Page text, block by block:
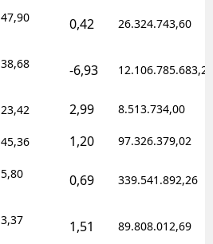
47,90 0,42 26.324.743,60
38,68 -6,93 12.106.785.683,20
23,42 2,99 8.513.734,00
45,36 1,20 97.326.379,02
5,80 0,69 339.541.892,26
3,37 1,51 89.808.012,69